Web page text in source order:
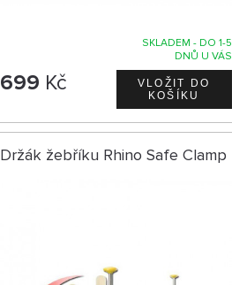
SKLADEM - DO 1-5
DNŮ U VÁS
699 Kč
Držák žebříku Rhino Safe Clamp